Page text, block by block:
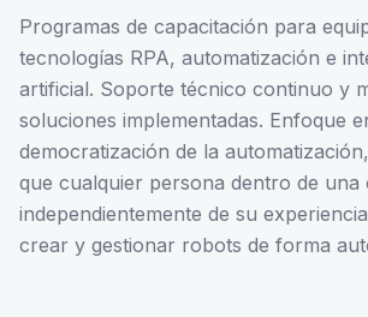
Programas de capacitación para
tecnologías RPA, automatización e
artificial. Soporte técnico continuo y
soluciones implementadas. Enfoque
democratización de la
que cualquier persona dentro de una
independientemente de su
crear y gestionar robots de forma